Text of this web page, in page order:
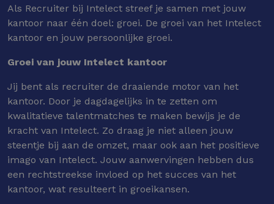
Als Recruiter bij Intelect streef je samen met jouw
kantoor naar één doel: groei. De groei van het Intelect
kantoor en jouw persoonlijke groei.
Groei van jouw Intelect kantoor
Jij bent als recruiter de draaiende motor van het
kantoor. Door je dagdagelijks in te zetten om
kwalitatieve talentmatches te maken bewijs je de
kracht van Intelect. Zo draag je niet alleen jouw
steentje bij aan de omzet, maar ook aan het positieve
imago van Intelect. Jouw aanwervingen hebben dus
een rechtstreekse invloed op het succes van het
kantoor, wat resulteert in groeikansen.